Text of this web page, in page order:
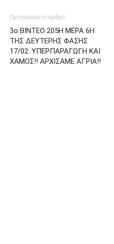
Προηγούμενο άρθρο
3ο ΒΙΝΤΕΟ 205Η ΜΕΡΑ 6Η
ΤΗΣ ΔΕΥΤΕΡΗΣ ΦΑΣΗΣ
17/02: ΥΠΕΡΠΑΡΑΓΩΓΗ ΚΑΙ
ΧΑΜΟΣ!! ΑΡΧΙΣΑΜΕ ΑΓΡΙΑ!!